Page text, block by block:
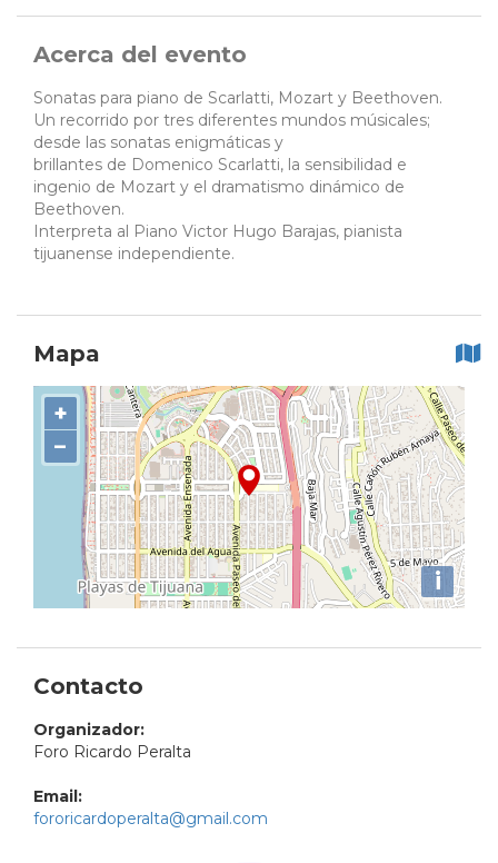
Acerca del evento
Sonatas para piano de Scarlatti, Mozart y Beethoven.
Un recorrido por tres diferentes mundos músicales;
desde las sonatas enigmáticas y
brillantes de Domenico Scarlatti, la sensibilidad e
ingenio de Mozart y el dramatismo dinámico de
Beethoven.
Interpreta al Piano Victor Hugo Barajas, pianista
tijuanense independiente.
Mapa
+
−
i
Contacto
Organizador:
Foro Ricardo Peralta
Email:
fororicardoperalta@gmail.com